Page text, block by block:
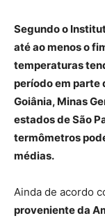
Segundo o
até ao menos o
temperaturas
período em parte
Goiânia, Minas
estados de São
termômetros
médias.
Ainda de acordo
proveniente da